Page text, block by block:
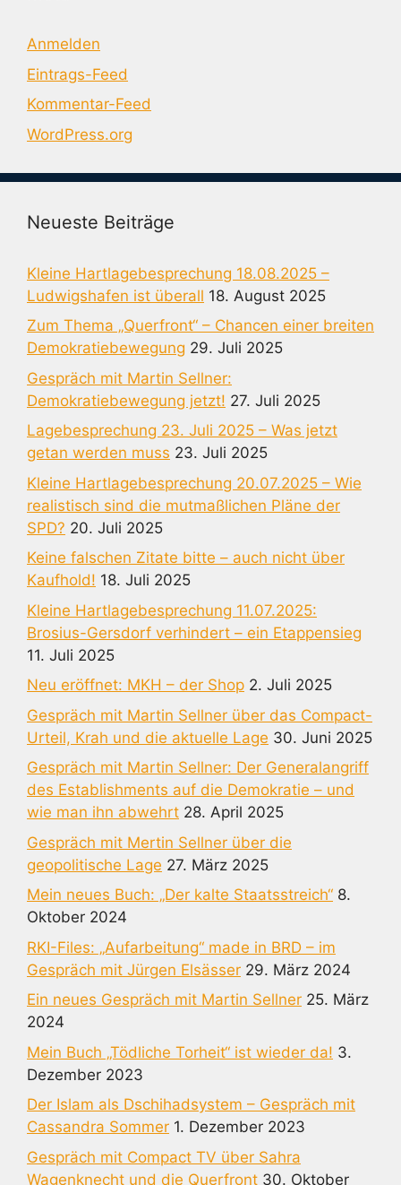
Anmelden
Eintrags-Feed
Kommentar-Feed
WordPress.org
Neueste Beiträge
Kleine Hartlagebesprechung 18.08.2025 –
Ludwigshafen ist überall 18. August 2025
Zum Thema „Querfront“ – Chancen einer breiten
Demokratiebewegung 29. Juli 2025
Gespräch mit Martin Sellner:
Demokratiebewegung jetzt! 27. Juli 2025
Lagebesprechung 23. Juli 2025 – Was jetzt
getan werden muss 23. Juli 2025
Kleine Hartlagebesprechung 20.07.2025 – Wie
realistisch sind die mutmaßlichen Pläne der
SPD? 20. Juli 2025
Keine falschen Zitate bitte – auch nicht über
Kaufhold! 18. Juli 2025
Kleine Hartlagebesprechung 11.07.2025:
Brosius-Gersdorf verhindert – ein Etappensieg
11. Juli 2025
Neu eröffnet: MKH – der Shop 2. Juli 2025
Gespräch mit Martin Sellner über das Compact-
Urteil, Krah und die aktuelle Lage 30. Juni 2025
Gespräch mit Martin Sellner: Der Generalangriff
des Establishments auf die Demokratie – und
wie man ihn abwehrt 28. April 2025
Gespräch mit Mertin Sellner über die
geopolitische Lage 27. März 2025
Mein neues Buch: „Der kalte Staatsstreich“ 8.
Oktober 2024
RKI-Files: „Aufarbeitung“ made in BRD – im
Gespräch mit Jürgen Elsässer 29. März 2024
Ein neues Gespräch mit Martin Sellner 25. März
2024
Mein Buch „Tödliche Torheit“ ist wieder da! 3.
Dezember 2023
Der Islam als Dschihadsystem – Gespräch mit
Cassandra Sommer 1. Dezember 2023
Gespräch mit Compact TV über Sahra
Wagenknecht und die Querfront 30. Oktober